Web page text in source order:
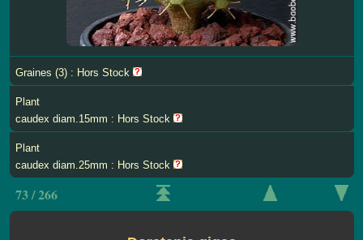
Graines (3) : Hors Stock
Plant
caudex diam.15mm : Hors Stock
Plant
caudex diam.25mm : Hors Stock
73 / 266